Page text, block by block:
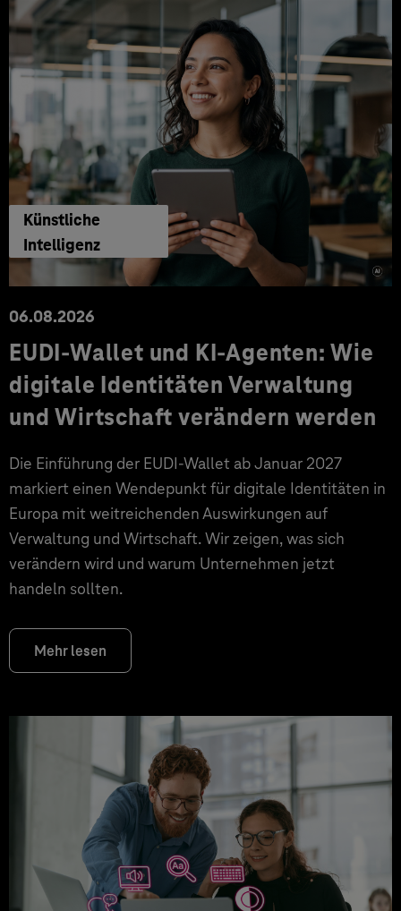
Künstliche
Intelligenz
06.08.2026
EUDI-Wallet und KI-Agenten: Wie
digitale Identitäten Verwaltung
und Wirtschaft verändern werden
Die Einführung der EUDI-Wallet ab Januar 2027
markiert einen Wendepunkt für digitale Identitäten in
Europa mit weitreichenden Auswirkungen auf
Verwaltung und Wirtschaft. Wir zeigen, was sich
verändern wird und warum Unternehmen jetzt
handeln sollten.
Mehr lesen